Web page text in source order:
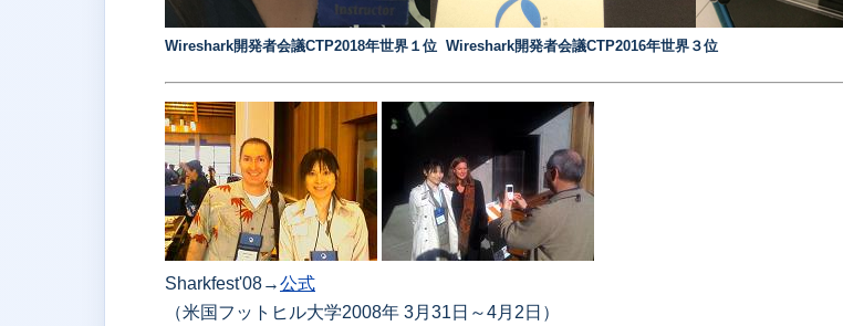
Wireshark開発者会議CTP2018年世界１位 Wireshark開発者会議CTP2016年世界３位
Sharkfest'08→公式
（米国フットヒル大学2008年 3月31日～4月2日）